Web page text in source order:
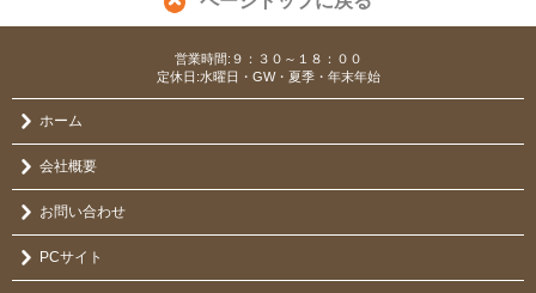
営業時間:９：３０～１８：００
定休日:水曜日・GW・夏季・年末年始
ホーム
会社概要
お問い合わせ
PCサイト